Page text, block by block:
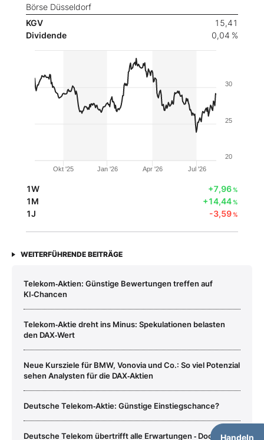
Börse Düsseldorf
KGV
15,41
Dividende
0,04 %
Handeln
Okt '25 Jan '26 Apr '26 Jul '26
20
25
30
1W +7,96%
1M +14,44%
1J -3,59%
WEITERFÜHRENDE BEITRÄGE
Telekom‑Aktien: Günstige Bewertungen treffen auf
KI‑Chancen
Telekom‑Aktie dreht ins Minus: Spekulationen belasten
den DAX‑Wert
Neue Kursziele für BMW, Vonovia und Co.: So viel Potenzial
sehen Analysten für die DAX‑Aktien
Deutsche Telekom‑Aktie: Günstige Einstiegschance?
Deutsche Telekom übertrifft alle Erwartungen ‑ Doch eine